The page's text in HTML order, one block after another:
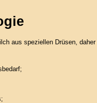
aus speziellen Drüsen,